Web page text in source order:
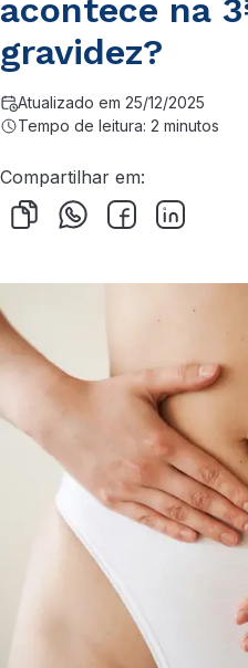
acontece na
gravidez?
Atualizado em 25/12/2025
Tempo de leitura: 2 minutos
Compartilhar em: